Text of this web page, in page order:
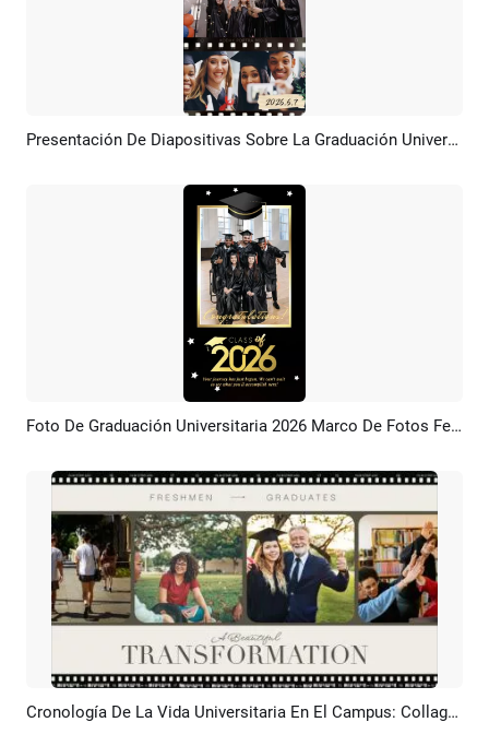
Previsualizar Crear IA Presentación De Diapositivas Sobre La Graduación Universitaria De Compañeros De Clase, Película Minimalista Y Recuerdos Felices.
Previsualizar Crear IA Foto De Graduación Universitaria 2026 Marco De Fotos Feliz Graduación Historia De Recuerdos Universitarios
Previsualizar Crear IA Cronología De La Vida Universitaria En El Campus: Collage De Fotos Y Presentación De Recuerdos